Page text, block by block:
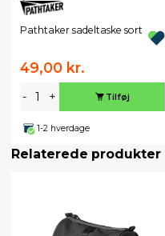
Pathtaker sadeltaske sort
49,00 kr.
- + Tilføj
1-2 hverdage
Relaterede produkter